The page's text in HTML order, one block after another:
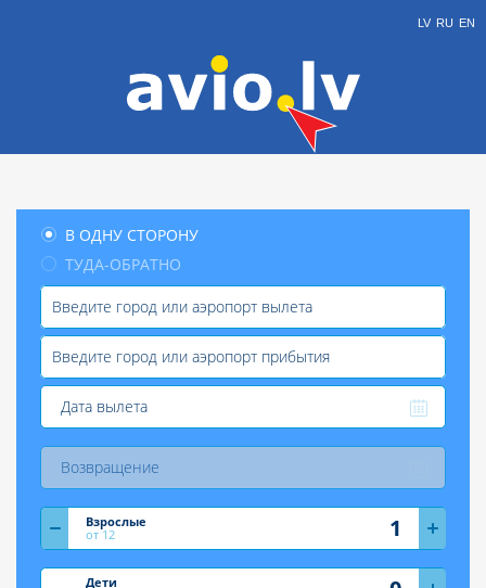
LV RU EN
В ОДНУ СТОРОНУ
ТУДА-ОБРАТНО
Взрослые
от 12
Дети